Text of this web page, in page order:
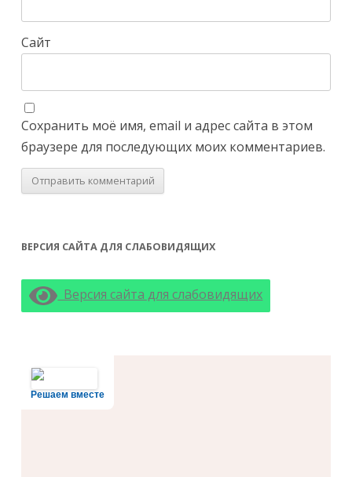
Сайт
Сохранить моё имя, email и адрес сайта в этом
браузере для последующих моих комментариев.
ВЕРСИЯ САЙТА ДЛЯ СЛАБОВИДЯЩИХ
Версия сайта для слабовидящих
Решаем вместе